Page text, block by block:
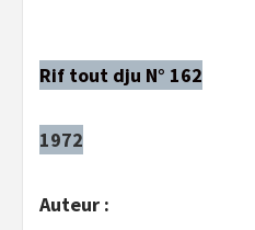
Rif tout dju N° 162
1972
Auteur :